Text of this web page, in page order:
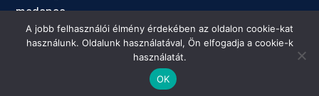
medence
menyasszonyi ruha vásárlás
© 2025 @ Minden jog fenntartva
A jobb felhasználói élmény érdekében az oldalon cookie-kat
használunk. Oldalunk használatával, Ön elfogadja a cookie-k
használatát.
OK